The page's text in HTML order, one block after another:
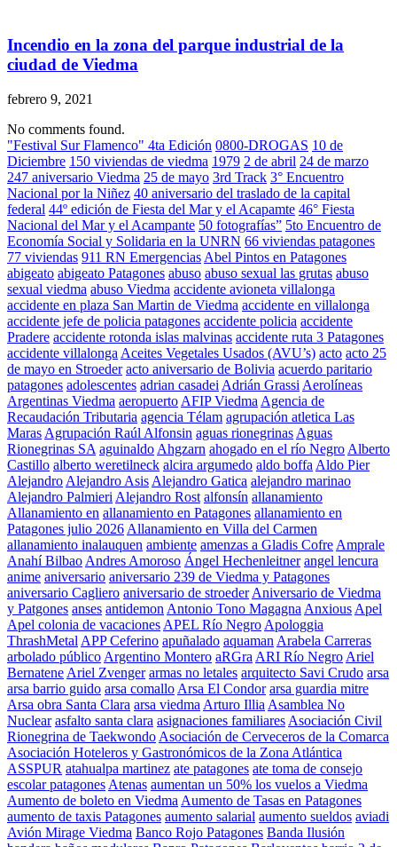
Incendio en la zona del parque industrial de la
ciudad de Viedma
febrero 9, 2021
No comments found.
"Festival Sur Flamenco" 4ta Edición 0800-DROGAS 10 de
Diciembre 150 viviendas de viedma 1979 2 de abril 24 de marzo
247 aniversario Viedma 25 de mayo 3rd Track 3° Encuentro
Nacional por la Niñez 40 aniversario del traslado de la capital
federal 44º edición de Fiesta del Mar y el Acapamte 46° Fiesta
Nacional del Mar y el Acampante 50 fotografías” 5to Encuentro de
Economía Social y Solidaria en la UNRN 66 viviendas patagones
77 viviendas 911 RN Emergencias Abel Pintos en Patagones
abigeato abigeato Patagones abuso abuso sexual las grutas abuso
sexual viedma abuso Viedma accidente avioneta villalonga
accidente en plaza San Martin de Viedma accidente en villalonga
accidente jefe de policia patagones accidente policia accidente
Pradere accidente rotonda islas malvinas accidente ruta 3 Patagones
accidente villalonga Aceites Vegetales Usados (AVU’s) acto acto 25
de mayo en Stroeder acto aniversario de Bolivia acuerdo paritario
patagones adolescentes adrian casadei Adrián Grassi Aerolíneas
Argentinas Viedma aeropuerto AFIP Viedma Agencia de
Recaudación Tributaria agencia Télam agrupación atletica Las
Maras Agrupación Raúl Alfonsin aguas rionegrinas Aguas
Rionegrinas SA aguinaldo Ahgzarn ahogado en el río Negro Alberto
Castillo alberto weretilneck alcira argumedo aldo boffa Aldo Pier
Alejandro Alejandro Asis Alejandro Gatica alejandro marinao
Alejandro Palmieri Alejandro Rost alfonsín allanamiento
Allanamiento en allanamiento en Patagones allanamiento en
Patagones julio 2026 Allanamiento en Villa del Carmen
allanamiento inalauquen ambiente amenzas a Gladis Cofre Amprale
Anahí Bilbao Andres Amoroso Ángel Hechenleitner angel lencura
anime aniversario aniversario 239 de Viedma y Patagones
aniversario Cagliero aniversario de stroeder Aniversario de Viedma
y Patgones anses antidemon Antonio Tono Magagna Anxious Apel
Apel colonia de vacaciones APEL Río Negro Apologgia
ThrashMetal APP Ceferino apuñalado aquaman Arabela Carreras
arbolado público Argentino Montero aRGra ARI Río Negro Ariel
Bernatene Ariel Zvenger armas no letales arquitecto Savi Crudo arsa
arsa barrio guido arsa comallo Arsa El Condor arsa guardia mitre
Arsa obra Santa Clara arsa viedma Arturo Illia Asamblea No
Nuclear asfalto santa clara asignaciones familiares Asociación Civil
Rionegrina de Taekwondo Asociación de Cerveceros de la Comarca
Asociación Hoteleros y Gastronómicos de la Zona Atlántica
ASSPUR atahualpa martinez ate patagones ate toma de consejo
escolar patagones Atenas aumentan un 50% los vuelos a Viedma
Aumento de boleto en Viedma Aumento de Tasas en Patagones
aumento de taxis Patagones aumento salarial aumento sueldos aviadi
Avión Mirage Viedma Banco Rojo Patagones Banda Ilusión